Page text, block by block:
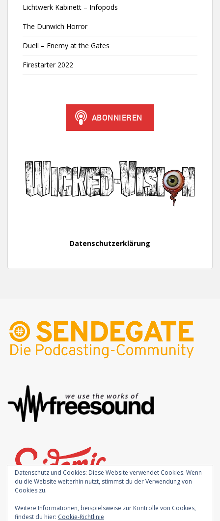
Lichtwerk Kabinett – Infopods
The Dunwich Horror
Duell – Enemy at the Gates
Firestarter 2022
Datenschutzerklärung
Datenschutz und Cookies: Diese Website verwendet Cookies. Wenn
du die Website weiterhin nutzt, stimmst du der Verwendung von
Cookies zu.
Weitere Informationen, beispielsweise zur Kontrolle von Cookies,
findest du hier: Cookie-Richtlinie